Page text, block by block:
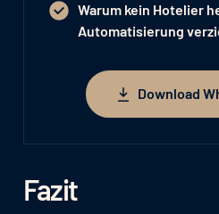
Fazit
Warum kein Hotelier
Automatisierung
DownloadDownload